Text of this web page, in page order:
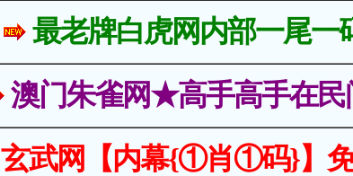
最老牌白虎网内部一尾一
澳门朱雀网★高手高手在
玄武网【内幕{①肖①码}】